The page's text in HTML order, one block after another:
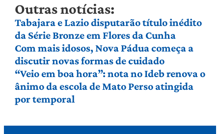
Outras notícias:
Tabajara e Lazio disputarão título inédito
da Série Bronze em Flores da Cunha
Com mais idosos, Nova Pádua começa a
discutir novas formas de cuidado
“Veio em boa hora”: nota no Ideb renova o
ânimo da escola de Mato Perso atingida
por temporal